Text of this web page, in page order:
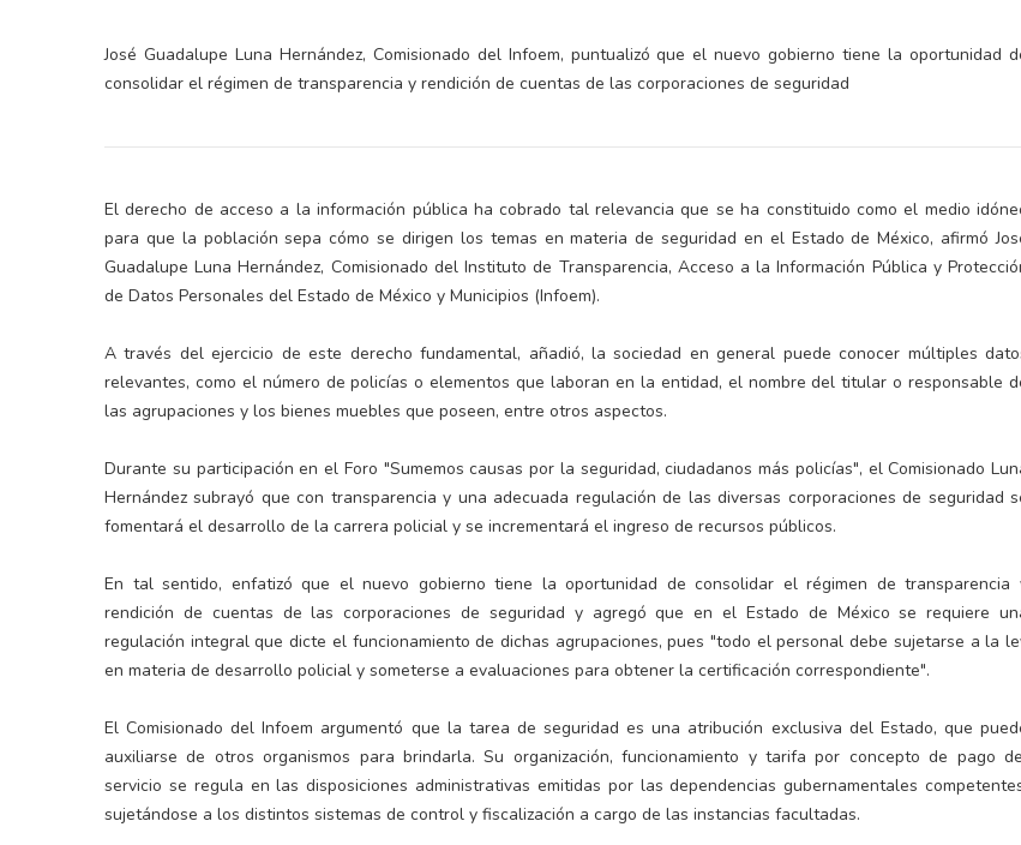
José Guadalupe Luna Hernández, Comisionado del Infoem, puntualizó que el nuevo gobierno tiene la oportunidad
consolidar el régimen de transparencia y rendición de cuentas de las corporaciones de seguridad
El derecho de acceso a la información pública ha cobrado tal relevancia que se ha constituido como el medio
para que la población sepa cómo se dirigen los temas en materia de seguridad en el Estado de México, afirmó
Guadalupe Luna Hernández, Comisionado del Instituto de Transparencia, Acceso a la Información Pública y
de Datos Personales del Estado de México y Municipios (Infoem).
A través del ejercicio de este derecho fundamental, añadió, la sociedad en general puede conocer múltiples
relevantes, como el número de policías o elementos que laboran en la entidad, el nombre del titular o responsable
las agrupaciones y los bienes muebles que poseen, entre otros aspectos.
Durante su participación en el Foro "Sumemos causas por la seguridad, ciudadanos más policías", el Comisionado
Hernández subrayó que con transparencia y una adecuada regulación de las diversas corporaciones de seguridad
fomentará el desarrollo de la carrera policial y se incrementará el ingreso de recursos públicos.
En tal sentido, enfatizó que el nuevo gobierno tiene la oportunidad de consolidar el régimen de transparencia
rendición de cuentas de las corporaciones de seguridad y agregó que en el Estado de México se requiere
regulación integral que dicte el funcionamiento de dichas agrupaciones, pues "todo el personal debe sujetarse a la
en materia de desarrollo policial y someterse a evaluaciones para obtener la certificación correspondiente".
El Comisionado del Infoem argumentó que la tarea de seguridad es una atribución exclusiva del Estado, que
auxiliarse de otros organismos para brindarla. Su organización, funcionamiento y tarifa por concepto de pago
servicio se regula en las disposiciones administrativas emitidas por las dependencias gubernamentales
sujetándose a los distintos sistemas de control y fiscalización a cargo de las instancias facultadas.